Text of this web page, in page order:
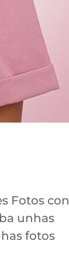
Fotos con
unhas
fotos